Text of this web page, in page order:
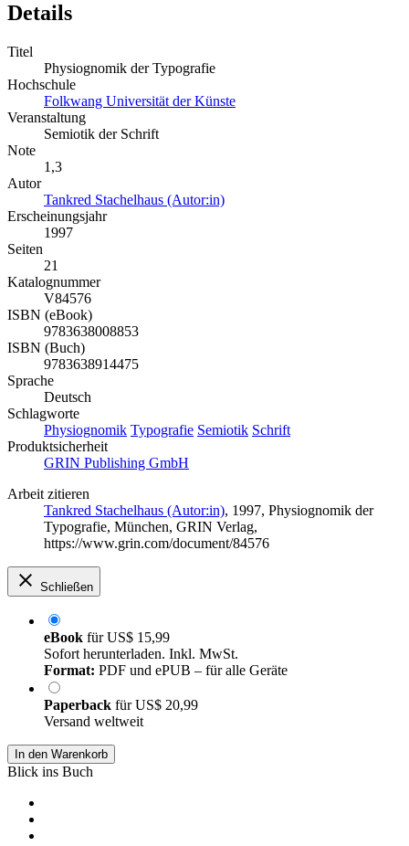
Details
Titel
Physiognomik der Typografie
Hochschule
Folkwang Universität der Künste
Veranstaltung
Semiotik der Schrift
Note
1,3
Autor
Tankred Stachelhaus (Autor:in)
Erscheinungsjahr
1997
Seiten
21
Katalognummer
V84576
ISBN (eBook)
9783638008853
ISBN (Buch)
9783638914475
Sprache
Deutsch
Schlagworte
Physiognomik Typografie Semiotik Schrift
Produktsicherheit
GRIN Publishing GmbH
Arbeit zitieren
Tankred Stachelhaus (Autor:in), 1997, Physiognomik der
Typografie, München, GRIN Verlag,
https://www.grin.com/document/84576
Schließen
eBook fürUS$ 15,99
Sofort herunterladen. Inkl. MwSt.
Format: PDF und ePUB – für alle Geräte
Paperback fürUS$ 20,99
Versand weltweit
In den Warenkorb
Blick ins Buch